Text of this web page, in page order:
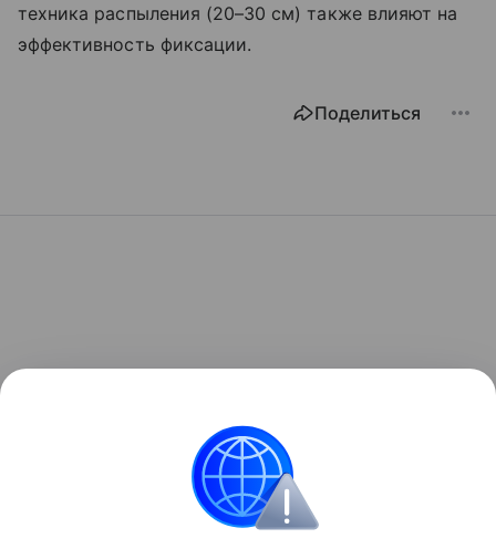
техника распыления (20–30 см) также влияют на
эффективность фиксации.
Поделиться